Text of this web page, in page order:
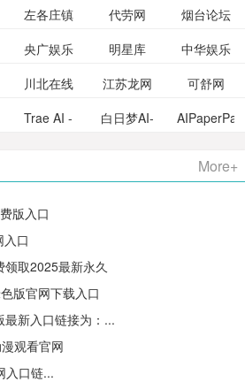
社会保障
委网 管局 办更多>>
左各庄镇
论坛
代劳网
烟台论坛
更多>>
央广娱乐
网,
明星库 中华娱乐
网更多>>
川北在线 江苏龙网
可舒网
更多>>
Trae AI -
境/深度集
成
Doubao-
1.5-pro与
白日梦AI-
- AI论文写
More+
版入口
口
取2025最新永久
版官网下载入口
新入口链接为：...
观看官网
入口链...